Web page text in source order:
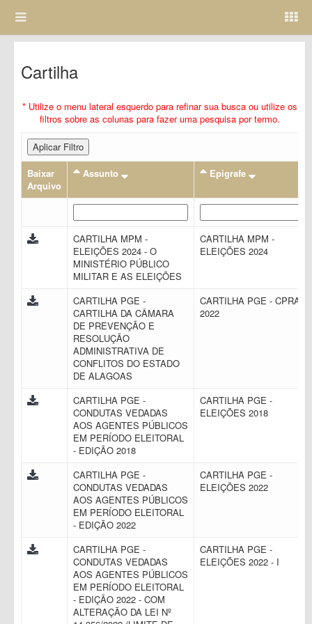
Cartilha
* Utilize o menu lateral esquerdo para refinar sua busca ou utilize os
filtros sobre as colunas para fazer uma pesquisa por termo.
Aplicar Filtro
Baixar
Arquivo
Assunto Epigrafe
CARTILHA MPM -
ELEIÇÕES 2024 - O
MINISTÉRIO PÚBLICO
MILITAR E AS ELEIÇÕES
CARTILHA MPM -
ELEIÇÕES 2024
CARTILHA PGE -
CARTILHA DA CÂMARA
DE PREVENÇÃO E
RESOLUÇÃO
ADMINISTRATIVA DE
CONFLITOS DO ESTADO
DE ALAGOAS
CARTILHA PGE - CPRAC
2022
CARTILHA PGE -
CONDUTAS VEDADAS
AOS AGENTES PÚBLICOS
EM PERÍODO ELEITORAL
- EDIÇÃO 2018
CARTILHA PGE -
ELEIÇÕES 2018
CARTILHA PGE -
CONDUTAS VEDADAS
AOS AGENTES PÚBLICOS
EM PERÍODO ELEITORAL
- EDIÇÃO 2022
CARTILHA PGE -
ELEIÇÕES 2022
CARTILHA PGE -
CONDUTAS VEDADAS
AOS AGENTES PÚBLICOS
EM PERÍODO ELEITORAL
- EDIÇÃO 2022 - COM
ALTERAÇÃO DA LEI Nº
CARTILHA PGE -
ELEIÇÕES 2022 - I